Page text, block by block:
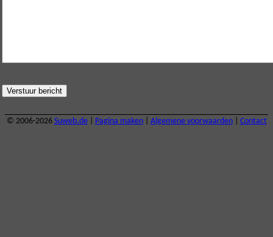
© 2006-2026 Suweb.de| Pagina maken| Algemene voorwaarden| Contact